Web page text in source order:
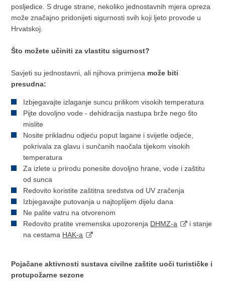
posljedice. S druge strane, nekoliko jednostavnih mjera opreza
može značajno pridonijeti sigurnosti svih koji ljeto provode u
Hrvatskoj.
Što možete učiniti za vlastitu sigurnost?
Savjeti su jednostavni, ali njihova primjena može biti
presudna:
Izbjegavajte izlaganje suncu prilikom visokih temperatura
Pijte dovoljno vode - dehidracija nastupa brže nego što
mislite
Nosite prikladnu odjeću poput lagane i svijetle odjeće,
pokrivala za glavu i sunčanih naočala tijekom visokih
temperatura
Za izlete u prirodu ponesite dovoljno hrane, vode i zaštitu
od sunca
Redovito koristite zaštitna sredstva od UV zračenja
Izbjegavajte putovanja u najtoplijem dijelu dana
Ne palite vatru na otvorenom
Redovito pratite vremenska upozorenja DHMZ-a
i stanje
na cestama HAK-a
Pojačane aktivnosti sustava civilne zaštite uoči turističke i
protupožarne sezone